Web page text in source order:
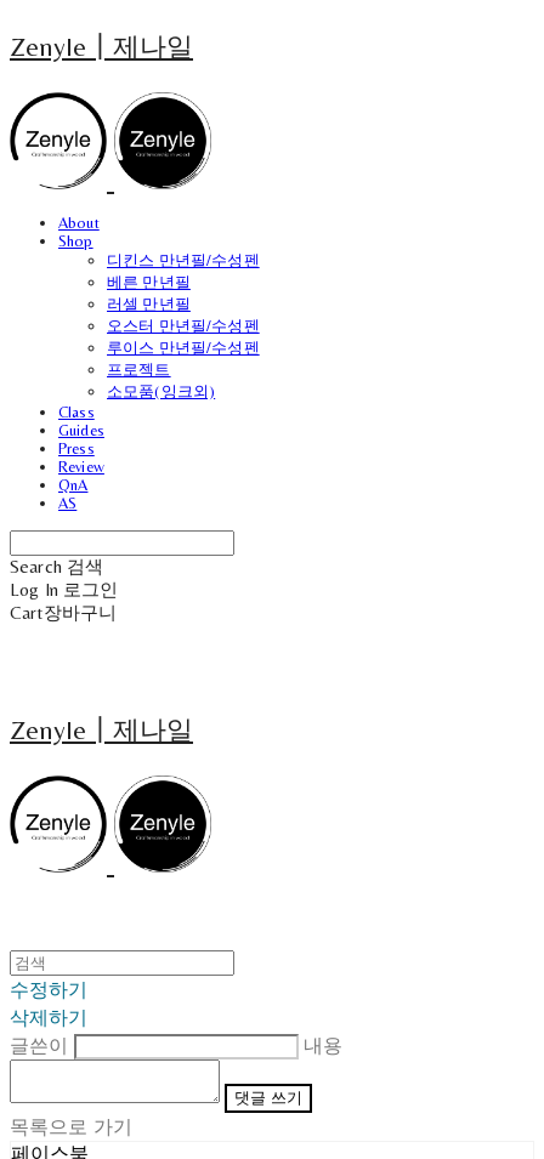
Zenyle┃제나일
About
Shop
디킨스 만년필/수성펜
베른 만년필
러셀 만년필
오스터 만년필/수성펜
루이스 만년필/수성펜
프로젝트
소모품(잉크외)
Class
Guides
Press
Review
QnA
AS
Search 검색
Log In 로그인
Cart장바구니
Zenyle┃제나일
수정하기
삭제하기
글쓴이
내용
댓글 쓰기
목록으로 가기
페이스북